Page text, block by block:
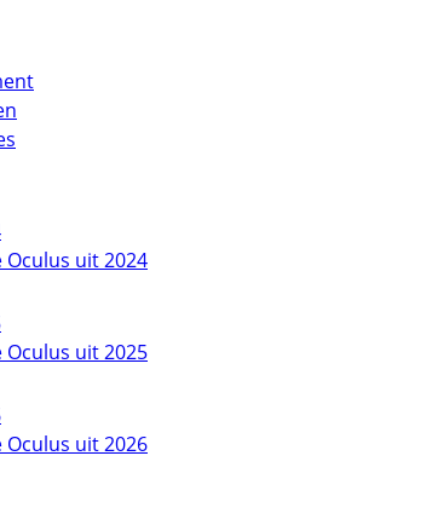
Oculus uit 2024
Oculus uit 2025
Oculus uit 2026